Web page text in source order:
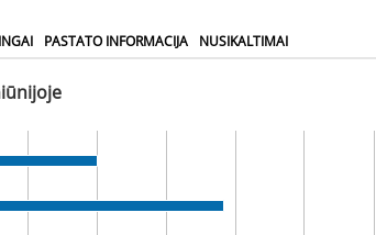
PASTATO INFORMACIJA NUSIKALTIMAI